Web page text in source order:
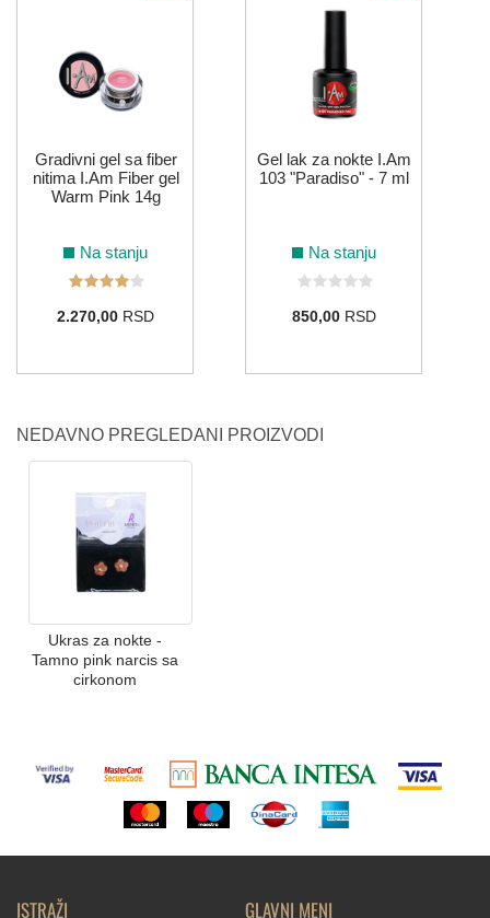
Gradivni gel sa fiber
nitima I.Am Fiber gel
Warm Pink 14g
Na stanju
2.270,00RSD
Gel lak za nokte I.Am
103 "Paradiso" - 7 ml
Na stanju
850,00RSD
NEDAVNO PREGLEDANI PROIZVODI
Ukras za nokte -
Tamno pink narcis sa
cirkonom
ISTRAŽI GLAVNI MENI